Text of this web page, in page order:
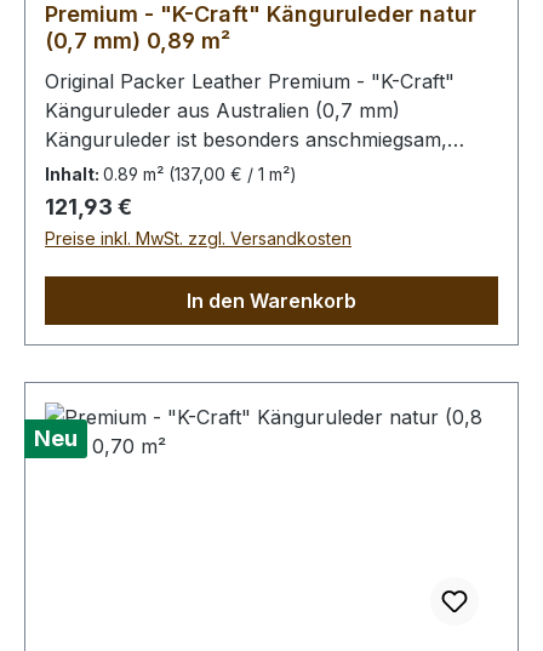
Premium - "K-Craft" Känguruleder natur
(0,7 mm) 0,89 m²
Original Packer Leather Premium - "K-Craft"
Känguruleder aus Australien (0,7 mm)
Känguruleder ist besonders anschmiegsam,
dennoch äußerst zug.- und reißfest. Rein
pflanzliche Gerbung ohne
Oberflächenbehandlung. Die Kängurus leben im
Freiland, kleinere Narben von Dornstichen u.ä.
wenig prägnant.Bei Bestellung von diesem Stück
erhalten Sie ein 0,89 m² großes Leder. Das
Inhalt: 0.89 m² (137,00 € / 1 m²)
Regulärer Preis:
121,93 €
Preise inkl. MwSt. zzgl. Versandkosten
In den Warenkorb
Neu